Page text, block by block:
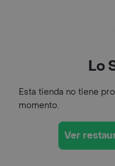
Lo
Esta tienda no tiene
momento.
Ver